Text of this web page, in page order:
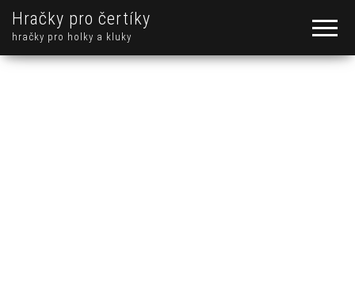
Hračky pro čertíky
hračky pro holky a kluky